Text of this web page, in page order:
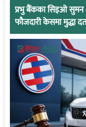
प्रभु बैंकका सिइओ सुमन
फौजदारी केसमा मुद्धा